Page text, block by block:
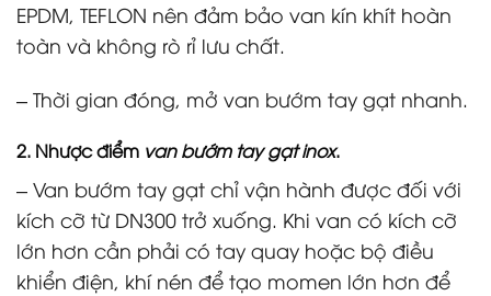
EPDM, TEFLON nên đảm bảo van kín khít hoàn
toàn và không rò rỉ lưu chất.
– Thời gian đóng, mở van bướm tay gạt nhanh.
2. Nhược điểm van bướm tay gạt inox.
– Van bướm tay gạt chỉ vận hành được đối với
kích cỡ từ DN300 trở xuống. Khi van có kích cỡ
lớn hơn cần phải có tay quay hoặc bộ điều
khiển điện, khí nén để tạo momen lớn hơn để